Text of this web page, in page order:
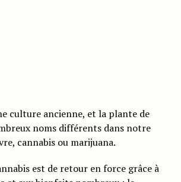
culture ancienne, et la plante de
noms différents dans notre
cannabis ou marijuana.
est de retour en force grâce à